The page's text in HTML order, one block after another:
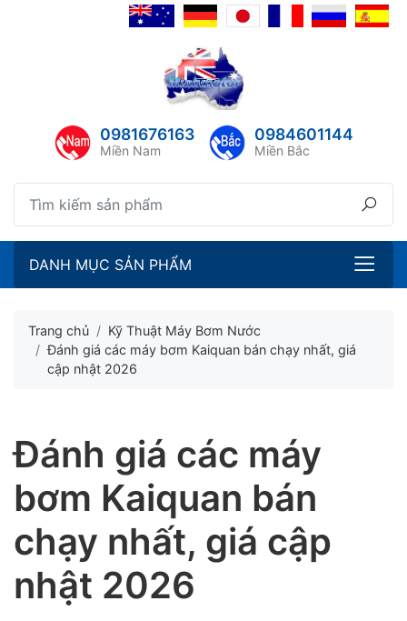
0981676163
Miền Nam
0984601144
Miền Bắc
DANH MỤC SẢN PHẨM
Trang chủ
Kỹ Thuật Máy Bơm Nước
Đánh giá các máy bơm Kaiquan bán chạy nhất, giá
cập nhật 2026
Đánh giá các máy
bơm Kaiquan bán
chạy nhất, giá cập
nhật 2026